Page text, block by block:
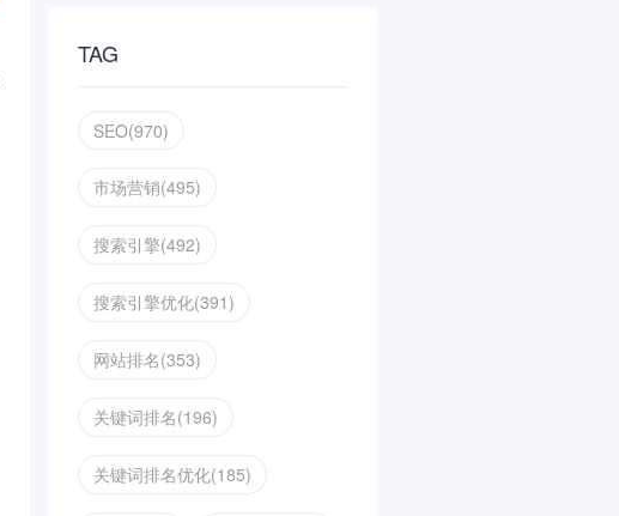
TAG
SEO(970)
市场营销(495)
搜索引擎(492)
搜索引擎优化(391)
网站排名(353)
关键词排名(196)
关键词排名优化(185)